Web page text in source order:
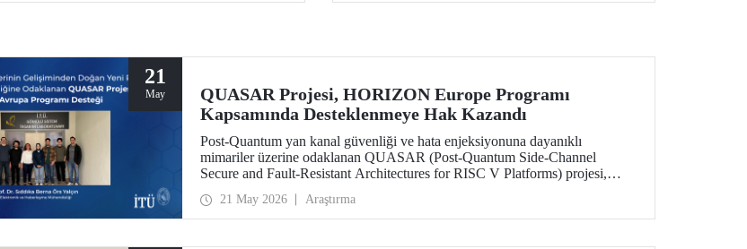
tarihlerinde ABD’de dünyanın önde gelen
Bağlı Mikrolif Salımı: Aşınma, UV Maruziyeti ve
proje, TÜBİTAK 2515 – COST Aksiyon Üyeleri
desteklenmeye hak kazandı.
21
May
QUASAR Projesi, HORIZON Europe Programı
Kapsamında Desteklenmeye Hak Kazandı
Post-Quantum yan kanal güvenliği ve hata enjeksiyonuna dayanıklı
mimariler üzerine odaklanan QUASAR (Post-Quantum Side-Channel
Secure and Fault-Resistant Architectures for RISC V Platforms) projesi,
hak kazandı.
21 May 2026 Araştırma